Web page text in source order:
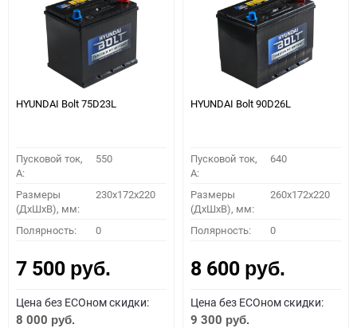
HYUNDAI Bolt 75D23L
Пусковой ток,
A:
550
Размеры
(ДхШхВ), мм:
230x172x220
Полярность: 0
7 500 руб.
Цена без ECOном скидки:
8 000 руб.
HYUNDAI Bolt 90D26L
Пусковой ток,
A:
640
Размеры
(ДхШхВ), мм:
260x172x220
Полярность: 0
8 600 руб.
Цена без ECOном скидки:
9 300 руб.